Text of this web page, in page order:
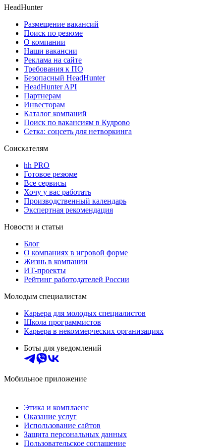
HeadHunter
Размещение вакансий
Поиск по резюме
О компании
Наши вакансии
Реклама на сайте
Требования к ПО
Безопасный HeadHunter
HeadHunter API
Партнерам
Инвесторам
Каталог компаний
Поиск по вакансиям в Кудрово
Сетка: соцсеть для нетворкинга
Соискателям
hh PRO
Готовое резюме
Все сервисы
Хочу у вас работать
Производственный календарь
Экспертная рекомендация
Новости и статьи
Блог
О компаниях в игровой форме
Жизнь в компании
ИТ-проекты
Рейтинг работодателей России
Молодым специалистам
Карьера для молодых специалистов
Школа программистов
Карьера в некоммерческих организациях
Боты для уведомлений
Мобильное приложение
Этика и комплаенс
Оказание услуг
Использование сайтов
Защита персональных данных
Пользовательское соглашение